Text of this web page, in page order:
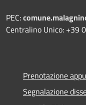
PEC:
Centralino Unico: +39
Prenotazione
Segnalazione